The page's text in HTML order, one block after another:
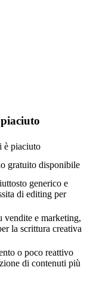
è piaciuto
gratuito disponibile
generico e
di editing per
vendite e marketing,
la scrittura creativa
o poco reattivo
di contenuti più